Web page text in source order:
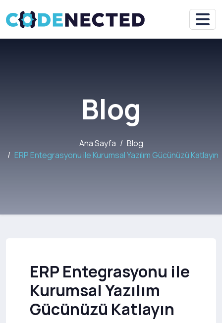
Blog
Ana Sayfa
Blog
ERP Entegrasyonu ile Kurumsal Yazılım Gücünüzü Katlayın
ERP Entegrasyonu ile
Kurumsal Yazılım
Gücünüzü Katlayın